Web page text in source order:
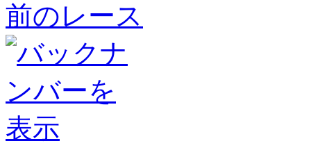
前のレース